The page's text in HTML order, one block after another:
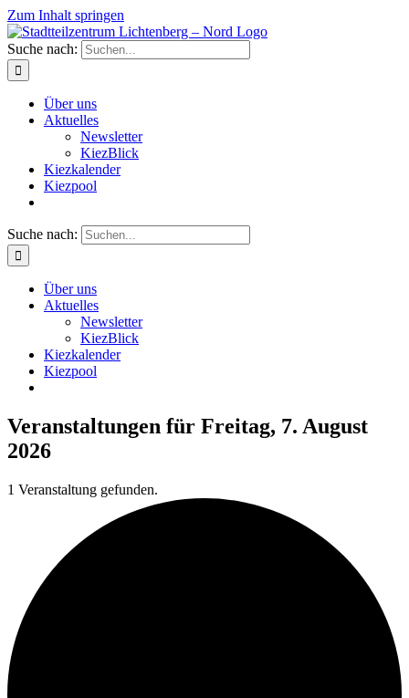
Zum Inhalt springen
Suche nach:
Über uns
Aktuelles
Newsletter
KiezBlick
Kiezkalender
Kiezpool
Suche nach:
Über uns
Aktuelles
Newsletter
KiezBlick
Kiezkalender
Kiezpool
Veranstaltungen für Freitag, 7. August
2026
1 Veranstaltung gefunden.